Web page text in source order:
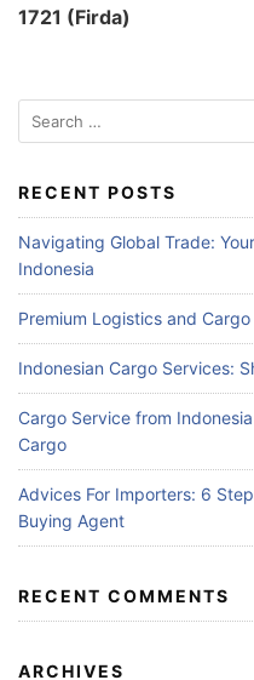
1721 (Firda)
Search
for:
RECENT POSTS
Navigating Global Trade:
Indonesia
Premium Logistics and
Indonesian Cargo Services:
Cargo Service from
Cargo
Advices For Importers: 6
Buying Agent
RECENT COMMENTS
ARCHIVES